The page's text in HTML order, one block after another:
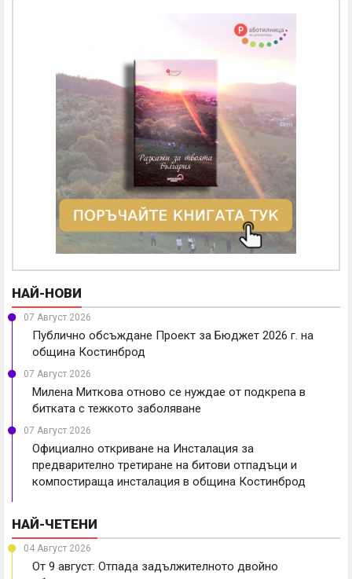
НАЙ-НОВИ
07 Август 2026
Публично обсъждане Проект за Бюджет 2026 г. на
община Костинброд
07 Август 2026
Милена Миткова отново се нуждае от подкрепа в
битката с тежкото заболяване
07 Август 2026
Официално откриване на Инсталация за
предварително третиране на битови отпадъци и
компостираща инсталация в община Костинброд
НАЙ-ЧЕТЕНИ
04 Август 2026
От 9 август: Отпада задължителното двойно